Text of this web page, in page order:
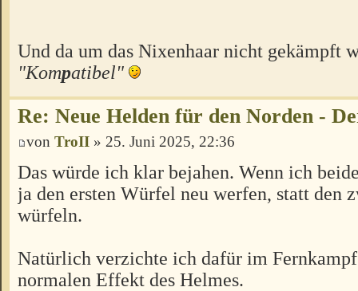
Und da um das Nixenhaar nicht gekämpft
"Kompatibel"
Re: Neue Helden für den Norden -
von TroII » 25. Juni 2025, 22:36
Das würde ich klar bejahen. Wenn ich
ja den ersten Würfel neu werfen, statt den
würfeln.
Natürlich verzichte ich dafür im
normalen Effekt des Helmes.